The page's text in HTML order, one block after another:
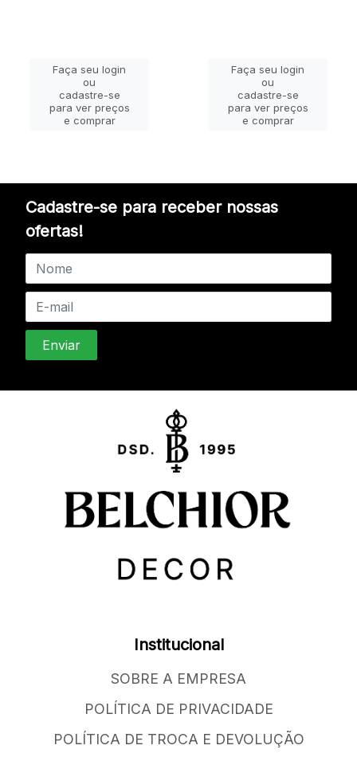
Faça seu login
ou
cadastre-se
para ver preços
e comprar
Faça seu login
ou
cadastre-se
para ver preços
e comprar
Cadastre-se para receber nossas
ofertas!
Institucional
SOBRE A EMPRESA
POLÍTICA DE PRIVACIDADE
POLÍTICA DE TROCA E DEVOLUÇÃO